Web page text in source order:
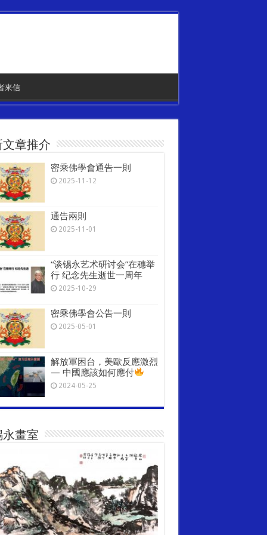
來信
文章推介
密乘佛學會通告一則
2025-11-12
通告兩則
2025-11-01
“谈锡永艺术研讨会”在穗举
行 纪念先生逝世一周年
2025-10-29
密乘佛學會公告一則
2025-05-01
解放軍困台，美歐反應激烈
— 中國應該如何應付
2024-05-25
永畫室